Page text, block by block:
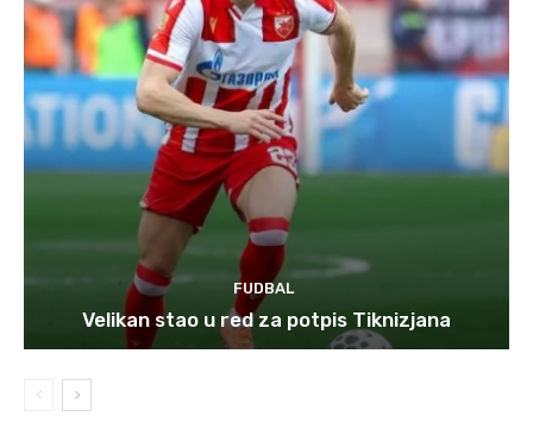
FUDBAL
Velikan stao u red za potpis Tiknizjana